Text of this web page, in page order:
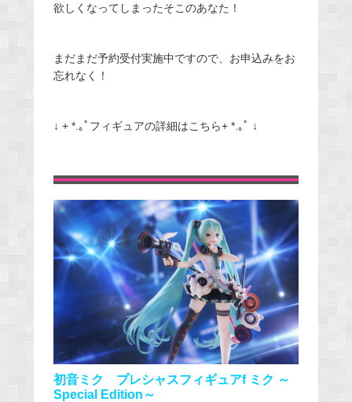
欲しくなってしまったそこのあなた！
まだまだ予約受付実施中ですので、お申込みをお
忘れなく！
↓ + *.｡ﾟフィギュアの詳細はこちら+ *.｡ﾟ ↓
初音ミク プレシャスフィギュアf ミク ～
Special Edition ～